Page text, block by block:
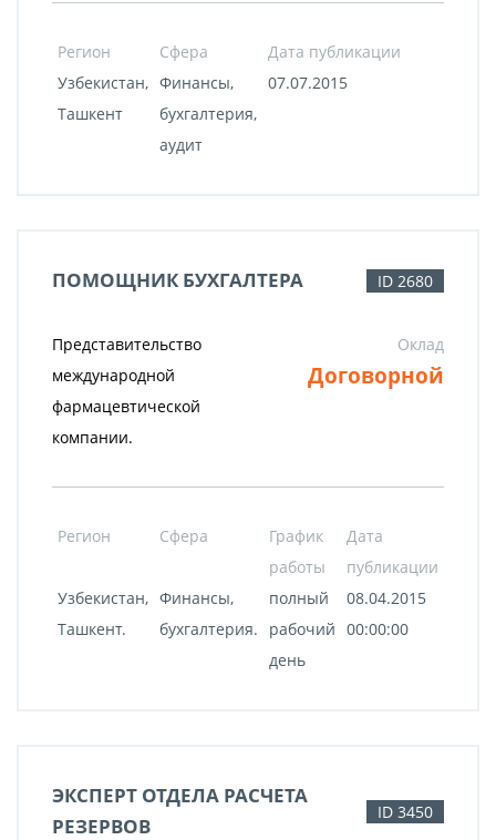
Регион Сфера
Дата публикации
Узбекистан,
Ташкент
Финансы,
бухгалтерия,
аудит
07.07.2015
ПОМОЩНИК БУХГАЛТЕРА ID 2680
Представительство
международной
фармацевтической
компании.
Оклад
Договорной
Регион Сфера
График
работы
Дата
публикации
Узбекистан,
Ташкент.
Финансы,
бухгалтерия.
полный
рабочий
день
08.04.2015
00:00:00
ЭКСПЕРТ ОТДЕЛА РАСЧЕТА
РЕЗЕРВОВ
ID 3450